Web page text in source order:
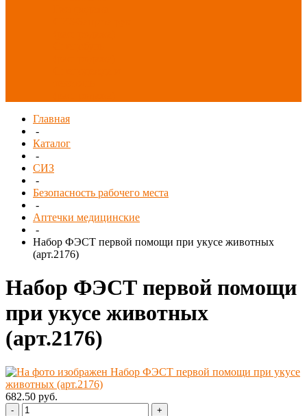
Главная
-
Каталог
-
СИЗ
-
Безопасность рабочего места
-
Аптечки медицинские
-
Набор ФЭСТ первой помощи при укусе животных
(арт.2176)
Набор ФЭСТ первой помощи
при укусе животных
(арт.2176)
682.50 руб.
- +